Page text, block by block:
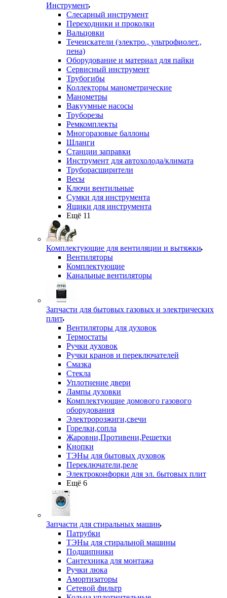
Инструмент
Слесарный инструмент
Переходники и проколки
Вальцовки
Течеискатели (электро., ультрофиолет.,
пена)
Оборудование и материал для пайки
Сервисный инструмент
Трубогибы
Коллекторы манометрические
Манометры
Вакуумные насосы
Труборезы
Ремкомплекты
Многоразовые баллоны
Шланги
Станции заправки
Инструмент для автохолода/климата
Труборасширители
Весы
Ключи вентильные
Сумки для инструмента
Ящики для инструмента
Ещё 11
Комплектующие для вентиляции и вытяжки
Вентиляторы
Комплектующие
Канальные вентиляторы
Запчасти для бытовых газовых и электрических
плит
Вентиляторы для духовок
Термостаты
Ручки духовок
Ручки кранов и переключателей
Смазка
Стекла
Уплотнение двери
Лампы духовки
Комплектующие домового газового
оборудования
Электророзжиги,свечи
Горелки,сопла
Жаровни,Противени,Решетки
Кнопки
ТЭНы для бытовых духовок
Переключатели,реле
Электроконфорки для эл. бытовых плит
Ещё 6
Запчасти для стиральных машин
Патрубки
ТЭНы для стиральной машины
Подшипники
Сантехника для монтажа
Ручки люка
Амортизаторы
Сетевой фильтр